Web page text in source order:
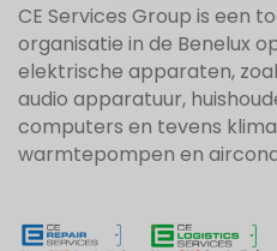
CE Services Group is een
organisatie in de Benelux
elektrische apparaten,
audio apparatuur,
computers en tevens
warmtepompen en